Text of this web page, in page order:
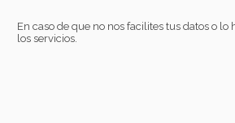
En caso de que no nos facilites tus datos o
los servicios.